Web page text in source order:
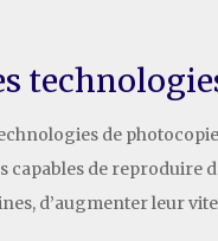
de
capables de reproduire
d’augmenter leur